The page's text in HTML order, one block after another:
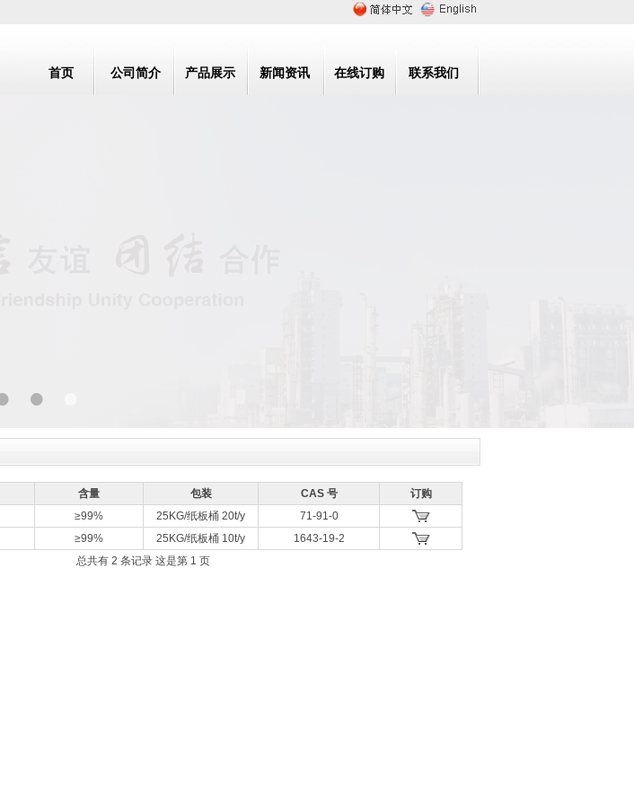
首页 公司简介 产品展示 新闻资讯 在线订购 联系我们
•
含量 包装 CAS 号
订购
≥99% 25KG/纸板桶 20t/y
71-91-0
≥99% 25KG/纸板桶 10t/y
1643-19-2
总共有 2 条记录 这是第 1 页